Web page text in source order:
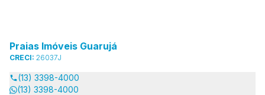
Praias Imóveis Guarujá
CRECI: 26037J
(13) 3398-4000
(13) 3398-4000